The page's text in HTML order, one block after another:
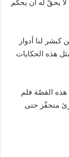
لا يحقّ له أن يحكم
كبشر لنا أدوار
هذه الحكايات
القصّة فلم
متحفّز حتى